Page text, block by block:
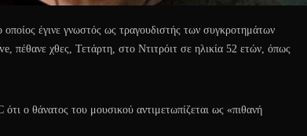
έγινε γνωστός ως τραγουδιστής των συγκροτημάτων
πέθανε χθες, Τετάρτη, στο Ντιτρόιτ σε ηλικία 52 ετών, όπως
ο θάνατος του μουσικού αντιμετωπίζεται ως «πιθανή